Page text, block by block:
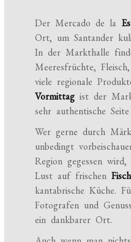
Der Mercado de la
Ort, um Santander
In der Markthalle
Meeresfrüchte,
viele regionale
Vormittag ist der
sehr authentische
Wer gerne durch
unbedingt
Region gegessen
Lust auf frischenFisch
kantabrische Küche.
Fotografen und
ein dankbarer Ort.